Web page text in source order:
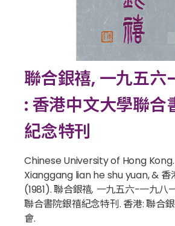
聯合銀禧, 一九五
: 香港中文大學聯合
紀念特刊
Chinese University of Hong
Xianggang lian he shu yuan, & 香
(1981).聯合銀禧, 一九五六-一九八
聯合書院銀禧紀念特刊. 香港: 聯合
會.